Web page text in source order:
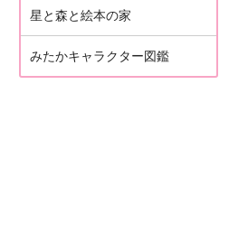
星と森と絵本の家
みたかキャラクター図鑑